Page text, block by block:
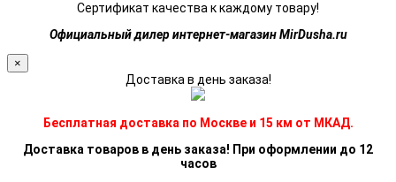
Сертификат качества к каждому товару!
Официальный дилер интернет-магазин MirDusha.ru
×
Доставка в день заказа!
Бесплатная доставка по Москве и 15 км от МКАД.
Доставка товаров в день заказа! При оформлении до 12
часов